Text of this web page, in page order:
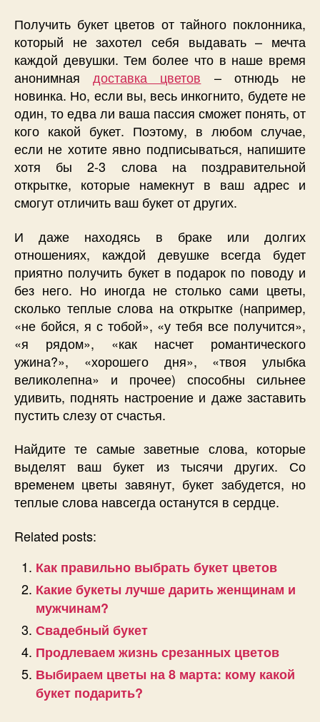
Получить букет цветов от тайного поклонника,
который не захотел себя выдавать – мечта
каждой девушки. Тем более что в наше время
анонимнаядоставка цветов – отнюдь не
новинка. Но, если вы, весь инкогнито, будете не
один, то едва ли ваша пассия сможет понять, от
кого какой букет. Поэтому, в любом случае,
если не хотите явно подписываться, напишите
хотя бы 2-3 слова на поздравительной
открытке, которые намекнут в ваш адрес и
смогут отличить ваш букет от других.
И даже находясь в браке или долгих
отношениях, каждой девушке всегда будет
приятно получить букет в подарок по поводу и
без него. Но иногда не столько сами цветы,
сколько теплые слова на открытке (например,
«не бойся, я с тобой», «у тебя все получится»,
«я рядом», «как насчет романтического
ужина?», «хорошего дня», «твоя улыбка
великолепна» и прочее) способны сильнее
удивить, поднять настроение и даже заставить
пустить слезу от счастья.
Найдите те самые заветные слова, которые
выделят ваш букет из тысячи других. Со
временем цветы завянут, букет забудется, но
теплые слова навсегда останутся в сердце.
Related posts:
Как правильно выбрать букет цветов
Какие букеты лучше дарить женщинам и
мужчинам?
Свадебный букет
Продлеваем жизнь срезанных цветов
Выбираем цветы на 8 марта: кому какой
букет подарить?